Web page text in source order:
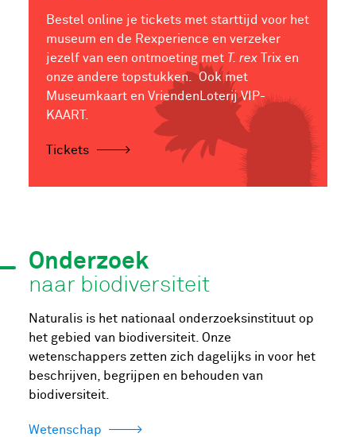
Onderzoek
naar biodiversiteit
Naturalis is het nationaal onderzoeksinstituut op
het gebied van biodiversiteit. Onze
wetenschappers zetten zich dagelijks in voor het
beschrijven, begrijpen en behouden van
biodiversiteit.
Wetenschap
Bestel online je tickets met starttijd voor het
museum en de Rexperience en verzeker
jezelf van een ontmoeting met T. rex Trix en
onze andere topstukken. Ook met
Museumkaart en VriendenLoterij VIP-
KAART.
Tickets